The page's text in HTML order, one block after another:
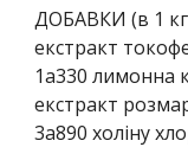
ДОБАВКИ (в 1
екстракт
1a330 лимонна
екстракт
3a890 холіну